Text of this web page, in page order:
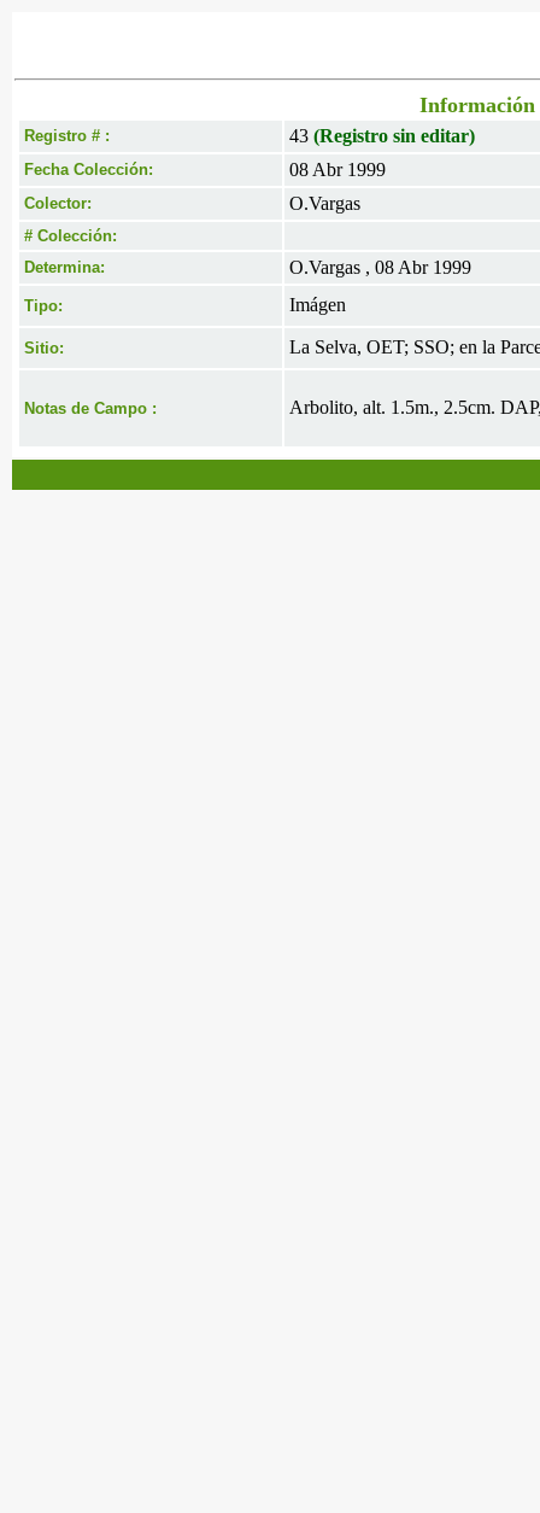
Información
Registro # : 43 (Registro sin editar)
Fecha Colección: 08 Abr 1999
Colector: O.Vargas
# Colección:
Determina:
O.Vargas , 08 Abr 1999
Tipo: Imágen
Sitio: La Selva, OET; SSO; en la
Notas de Campo : Arbolito, alt. 1.5m., 2.5cm.